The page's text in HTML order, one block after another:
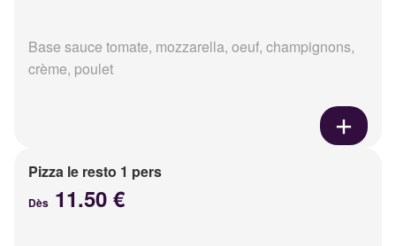
Base sauce tomate, mozzarella, oeuf, champignons,
crème, poulet
Pizza le resto 1 pers
Dès 11.50 €